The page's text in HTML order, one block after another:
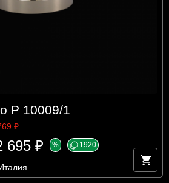
P 10009/1
₽
695 ₽ % 1920